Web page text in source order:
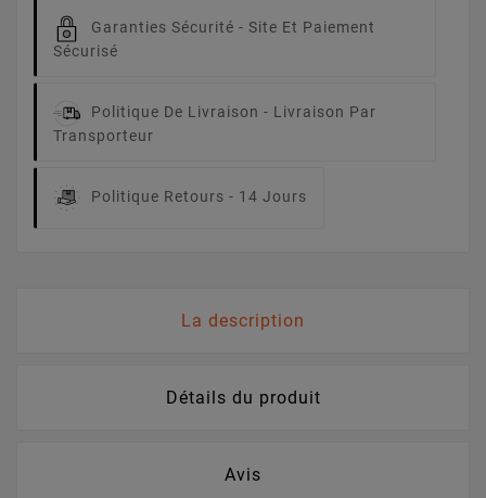
Garanties Sécurité - Site Et Paiement
Sécurisé
Politique De Livraison - Livraison Par
Transporteur
Politique Retours - 14 Jours
La description
Détails du produit
Avis